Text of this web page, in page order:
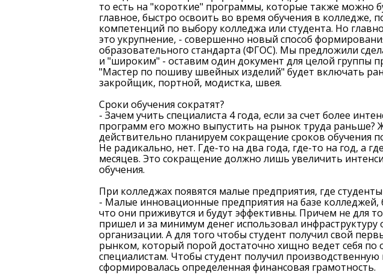
то есть на "короткие" программы, которые также можно
главное, быстро освоить во время обучения в колледже,
компетенций по выбору колледжа или студента. Но
это укрупнение, - совершенно новый способ
образовательного стандарта (ФГОС). Мы предложили
и "широким" - оставим один документ для целой группы
"Мастер по пошиву швейных изделий" будет включать
закройщик, портной, модистка, швея.
Сроки обучения сократят?
- Зачем учить специалиста 4 года, если за счет более
программ его можно выпустить на рынок труда раньше?
действительно планируем сокращение сроков обучения
Не радикально, нет. Где-то на два года, где-то на год, а
месяцев. Это сокращение должно лишь увеличить
обучения.
При колледжах появятся малые предприятия, где
- Малые инновационные предприятия на базе колледжей,
что они приживутся и будут эффективны. Причем не для
пришел и за минимум денег использовал инфраструктуру
организации. А для того чтобы студент получил свой
рынком, который порой достаточно хищно ведет себя
специалистам. Чтобы студент получил производственную
сформировалась определенная финансовая грамотность.